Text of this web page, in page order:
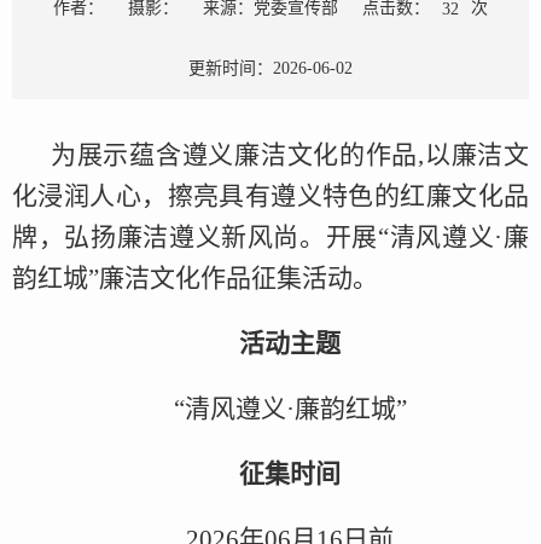
作者： 摄影： 来源：党委宣传部 点击数： 32 次
更新时间：2026-06-02
为展示蕴含遵义廉洁文化的作品,以廉洁文
化浸润人心，擦亮具有遵义特色的红廉文化品
牌，弘扬廉洁遵义新风尚。开展“清风遵义·廉
韵红城”廉洁文化作品征集活动。
活动主题
“清风遵义·廉韵红城”
征集时间